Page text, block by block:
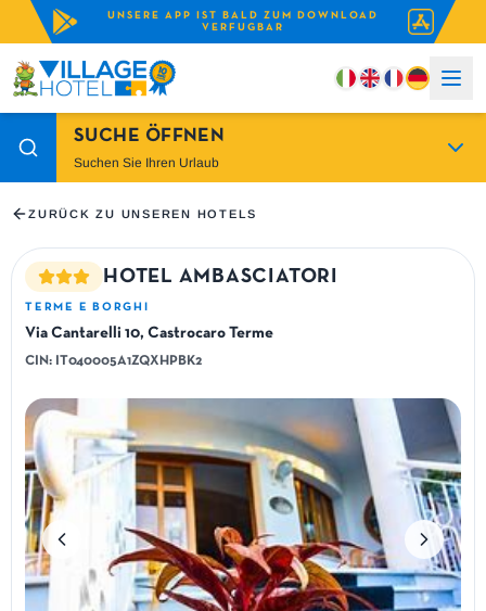
UNSERE APP IST BALD ZUM DOWNLOAD
VERFUGBAR
SUCHE ÖFFNEN
Suchen Sie Ihren Urlaub
ZURÜCK ZU UNSEREN HOTELS
HOTEL AMBASCIATORI
TERME E BORGHI
Via Cantarelli 10, Castrocaro Terme
CIN: IT040005A1ZQXHPBK2